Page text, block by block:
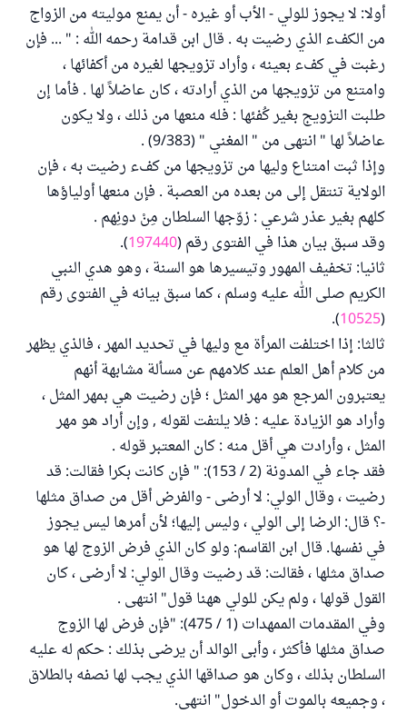
أولا: لا يجوز للولي - الأب أو غيره - أن يمنع موليته من الزواج
من الكفء الذي رضيت به . قال ابن قدامة رحمه الله : " ... فإن
رغبت في كفء بعينه ، وأراد تزويجها لغيره من أكفائها ،
وامتنع من تزويجها من الذي أرادته ، كان عاضلاً لها . فأما إن
طلبت التزويج بغير كُفئها : فله منعها من ذلك ، ولا يكون
عاضلاً لها " انتهى من " المغني " (9/383) .
وإذا ثبت امتناع وليها من تزويجها من كفء رضيت به ، فإن
الولاية تنتقل إلى من بعده من العصبة . فإن منعها أولياؤها
كلهم بغير عذر شرعي : زوّجها السلطان مِنْ دونِهم .
وقد سبق بيان هذا في الفتوى رقم (197440
).
ثانيا: تخفيف المهور وتيسيرها هو السنة ، وهو هدي النبي
الكريم صلى الله عليه وسلم ، كما سبق بيانه في الفتوى رقم
(
10525
).
ثالثا: إذا اختلفت المرأة مع وليها في تحديد المهر ، فالذي يظهر
من كلام أهل العلم عند كلامهم عن مسألة مشابهة أنهم
يعتبرون المرجع هو مهر المثل ؛ فإن رضيت هي بمهر المثل ،
وأراد هو الزيادة عليه : فلا يلتفت لقوله , وإن أراد هو مهر
المثل ، وأرادت هي أقل منه : كان المعتبر قوله .
فقد جاء في المدونة (2 / 153): " فإن كانت بكرا فقالت: قد
رضيت ، وقال الولي: لا أرضى - والفرض أقل من صداق مثلها
-؟ قال: الرضا إلى الولي ، وليس إليها؛ لأن أمرها ليس يجوز
في نفسها. قال ابن القاسم: ولو كان الذي فرض الزوج لها هو
صداق مثلها ، فقالت: قد رضيت وقال الولي: لا أرضى ، كان
القول قولها ، ولم يكن للولي ههنا قول" انتهى .
وفي المقدمات الممهدات (1 / 475): "فإن فرض لها الزوج
صداق مثلها فأكثر ، وأبى الوالد أن يرضى بذلك : حكم له عليه
السلطان بذلك ، وكان هو صداقها الذي يجب لها نصفه بالطلاق
، وجميعه بالموت أو الدخول" انتهى.